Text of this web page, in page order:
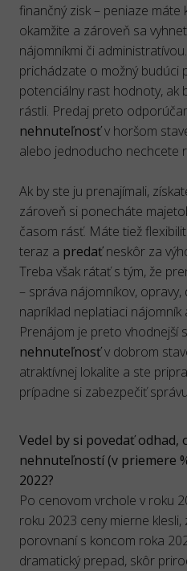
finančný zisk – peniaze máte
okamžite a zároveň sa
nájomníkmi či
prichádzate o možný budúci
potenciálny rast hodnoty, ak
rástli. Predaj preto
nehnuteľnosťv horšom
alebo jednoducho nechcete
Ak by ste ju prenajímali,
zároveň si ponecháte
časom rásť. Máte tiež
teraz a predaťneskôr za
Treba však rátať s tým, že
– správa nájomníkov,
napríklad neplatiaci
Prenájom je preto vhodnejší
nehnuteľnosťv dobrom
atraktívnej lokalite a ste
prípadne si zabezpečiť
Vedel by si povedať odhad,
nehnuteľností (v priemere
2022?
Po cenovom vrchole v roku
roku 2023 ceny mierne
porovnaní s koncom roka
dramatický prepad, skôr